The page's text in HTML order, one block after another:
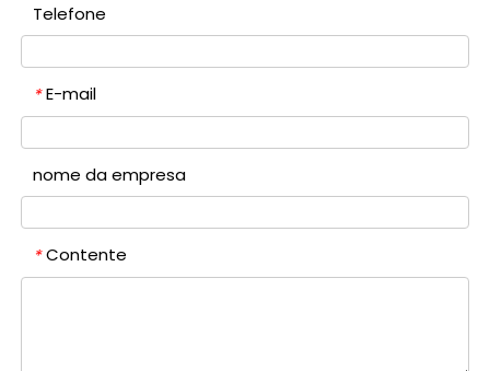
Telefone
* E-mail
nome da empresa
* Contente